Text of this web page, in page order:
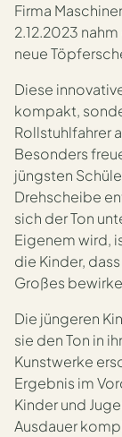
Firma
2.12.2023
neue
Diese
kompakt,
Rollstuhlfahrer
Besonders
jüngsten
Drehscheibe
sich der Ton
Eigenem wird,
die Kinder,
Großes
Die jüngeren
sie den Ton in
Kunstwerke
Ergebnis im
Kinder und
Ausdauer